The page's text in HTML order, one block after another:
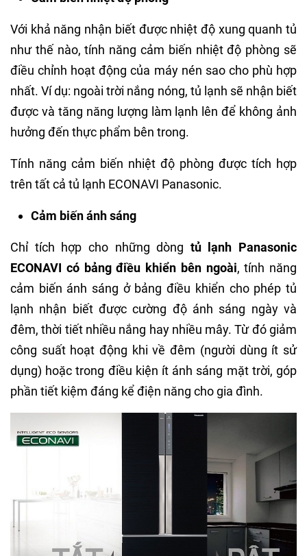
Với khả năng nhận biết được nhiệt độ xung quanh tủ
như thế nào, tính năng cảm biến nhiệt độ phòng sẽ
điều chỉnh hoạt động của máy nén sao cho phù hợp
nhất. Ví dụ: ngoài trời nắng nóng, tủ lạnh sẽ nhận biết
được và tăng năng lượng làm lạnh lên để không ảnh
hưởng đến thực phẩm bên trong.
Tính năng cảm biến nhiệt độ phòng được tích hợp
trên tất cả tủ lạnh ECONAVI Panasonic.
Cảm biến ánh sáng
Chỉ tích hợp cho những dòng tủ lạnh Panasonic
ECONAVI có bảng điều khiển bên ngoài, tính năng
cảm biến ánh sáng ở bảng điều khiển cho phép tủ
lạnh nhận biết được cường độ ánh sáng ngày và
đêm, thời tiết nhiều nắng hay nhiều mây. Từ đó giảm
công suất hoạt động khi về đêm (người dùng ít sử
dụng) hoặc trong điều kiện ít ánh sáng mặt trời, góp
phần tiết kiệm đáng kể điện năng cho gia đình.